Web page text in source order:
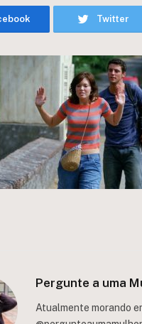
Twitter
Pergunte a uma
Atualmente morando